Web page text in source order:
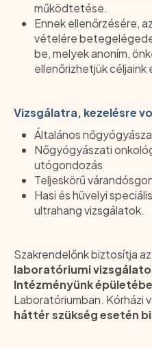
működtetése.
Ennek ellenőrzésére,
vételére
be, melyek anoním,
ellenőrizhetjük céljaink
Vizsgálatra, kezelésre
Általános
Nőgyógyászati
utógondozás
Teljeskörű
Hasi és hüvelyi
ultrahang vizsgálatok.
Szakrendelőnk biztosítja az
laboratóriumi
Intézményünk
Laboratóriumban. Kórházi
háttér szükség esetén